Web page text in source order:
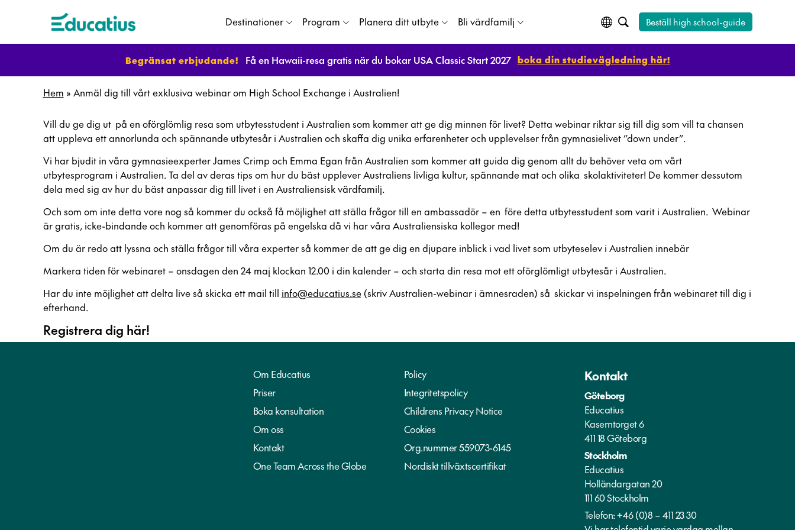
Destinationer Program Planera ditt utbyte Bli värdfamilj Beställ high school-guide
Begränsat erbjudande! Få en Hawaii-resa gratis när du bokar USA Classic Start 2027 boka din studievägledning här!
Hem » Anmäl dig till vårt exklusiva webinar om High School Exchange i Australien!
Vill du ge dig ut på en oförglömlig resa som utbytesstudent i Australien som kommer att ge dig minnen för livet? Detta webinar riktar sig till dig som vill ta chansen
att uppleva ett annorlunda och spännande utbytesår i Australien och skaffa dig unika erfarenheter och upplevelser från gymnasielivet ”down under”.
Vi har bjudit in våra gymnasieexperter James Crimp och Emma Egan från Australien som kommer att guida dig genom allt du behöver veta om vårt
utbytesprogram i Australien. Ta del av deras tips om hur du bäst upplever Australiens livliga kultur, spännande mat och olika skolaktiviteter! De kommer dessutom
dela med sig av hur du bäst anpassar dig till livet i en Australiensisk värdfamilj.
Och som om inte detta vore nog så kommer du också få möjlighet att ställa frågor till en ambassadör – en före detta utbytesstudent som varit i Australien. Webinar
är gratis, icke-bindande och kommer att genomföras på engelska då vi har våra Australiensiska kollegor med!
Om du är redo att lyssna och ställa frågor till våra experter så kommer de att ge dig en djupare inblick i vad livet som utbyteselev i Australien innebär
Markera tiden för webinaret – onsdagen den 24 maj klockan 12.00 i din kalender – och starta din resa mot ett oförglömligt utbytesår i Australien.
Har du inte möjlighet att delta live så skicka ett mail till info@educatius.se(skriv Australien-webinar i ämnesraden) så skickar vi inspelningen från webinaret till dig i
efterhand.
Registrera dig här!
Om Educatius
Priser
Boka konsultation
Om oss
Kontakt
One Team Across the Globe
Policy
Integritetspolicy
Childrens Privacy Notice
Cookies
Org.nummer 559073-6145
Nordiskt tillväxtscertifikat
Kontakt
Göteborg
Educatius
Kaserntorget 6
411 18 Göteborg
Stockholm
Educatius
Holländargatan 20
111 60 Stockholm
Telefon:+46 (0)8 – 411 23 30